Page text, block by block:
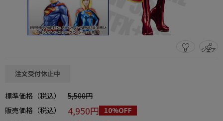
0 シェア
この商品をシェアする
注文受付休止中
標準価格（税込）
5,500円
販売価格（税込）
4,950円 10%OFF